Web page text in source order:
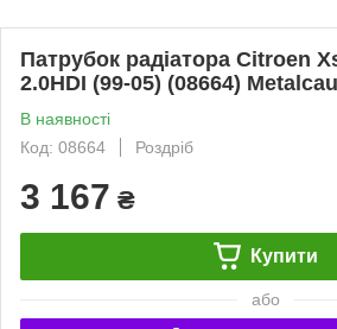
Патрубок радіатора Citroen
2.0HDI (99-05) (08664)
В наявності
Код: 08664
Роздріб
3 167 ₴
Купити
або